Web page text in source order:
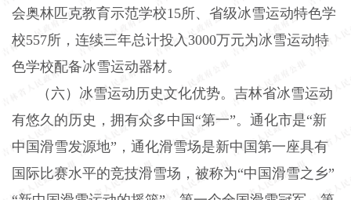
会奥林匹克教育示范学校15所、省级冰雪运动特色学
校557所，连续三年总计投入 3000万元为冰雪运动特
色学校配备冰雪运动器材。
（六）冰雪运动历史文化优势。吉林省冰雪运动
有悠久的历史，拥有众多中国“第一”。通化市是“新
中国滑雪发源地”，通化滑雪场是新中国第一座具有
国际比赛水平的竞技滑雪场，被称为“中国滑雪之乡”